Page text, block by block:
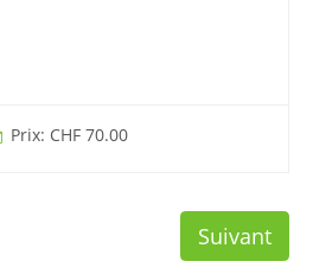
Prix: CHF 70.00
Suivant